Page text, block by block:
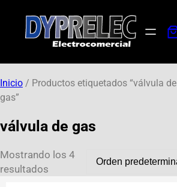
Inicio / Productos etiquetados “válvula de
gas”
válvula de gas
Mostrando los 4
resultados